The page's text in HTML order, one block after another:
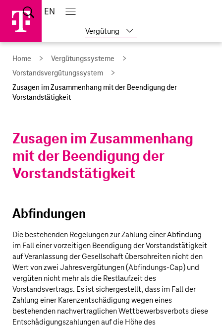
Sprungmarken
Springe
direkt
Springe
direkt
zum
Vergütung
Weitere
Geschäftsberichte
Home
Suche
öffnen
EN
Hauptnavigation
öffnen
Hauptnavigation
schließen
Home
Vergütungssysteme
Vorstands­vergütungssystem
Zusagen im Zusammenhang mit der Beendigung der
Vorstandstätigkeit
Zusagen im Zusammenhang
mit der Beendigung der
Vorstandstätigkeit
Abfindungen
Die bestehenden Regelungen zur Zahlung einer Abfindung
im Fall einer vorzeitigen Beendigung der Vorstandstätigkeit
auf Veranlassung der Gesellschaft überschreiten nicht den
Wert von zwei Jahresvergütungen (Abfindungs-Cap) und
vergüten nicht mehr als die Restlaufzeit des
Vorstandsvertrags. Es ist sichergestellt, dass im Fall der
Zahlung einer Karenzentschädigung wegen eines
bestehenden nachvertraglichen Wettbewerbsverbots diese
Entschädigungszahlungen auf die Höhe des